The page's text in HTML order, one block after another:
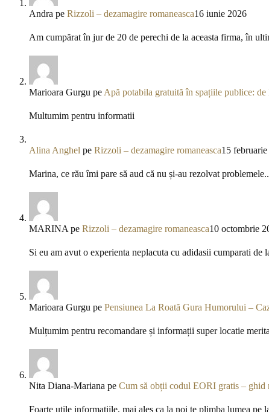
Andra pe Rizzoli – dezamagire romaneasca16 iunie 2026
Am cumpărat în jur de 20 de perechi de la aceasta firma, în
Marioara Gurgu pe Apă potabila gratuită în spațiile publice:
Multumim pentru informatii
Alina Anghel pe Rizzoli – dezamagire romaneasca15
Marina, ce rău îmi pare să aud că nu și-au rezolvat
MARINA pe Rizzoli – dezamagire romaneasca10 octombrie
Si eu am avut o experienta neplacuta cu adidasii cumparati
Marioara Gurgu pe Pensiunea La Roată Gura Humorului –
Mulțumim pentru recomandare și informații super locatie
Nita Diana-Mariana pe Cum să obții codul EORI gratis – ghid
Foarte utile informațiile, mai ales ca la noi te plimba lumea pe